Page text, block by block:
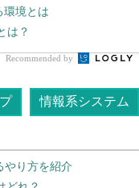
環境とは
は？
Recommended by
情報系システム
やり方を紹介